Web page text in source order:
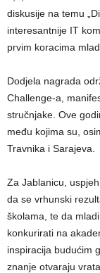
diskusije na temu
interesantnije IT
prvim koracima
Dodjela nagrada
Challenge-a,
stručnjake. Ove
među kojima su,
Travnika i Sarajeva.
Za Jablanicu,
da se vrhunski
školama, te da
konkurirati na
inspiracija budućim
znanje otvaraju